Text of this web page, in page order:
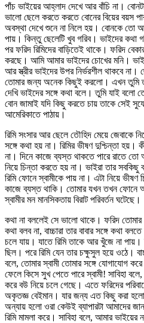
পাঁচ ভাইয়ের আহ্লাদ দেখে আর বাঁচি না।
ভালো ছেলে করতে করতে বোনের বিয়ের বয়স
অবস্থা দেখে শুনে না নিলে হয়। বোনকে তো
পায়। কিন্তু ছেলেটি খুব গরিব। ভাইদের কথা
পর ফরিদ রিমিদের বাড়িতেই থাকে। ফরিদ
করছে‌। আমি আমার ভাইদের চোখের মনি।‌
আর স্ত্রীর ভাইদের উপর নির্ভরশীল থাকবে
তোমার জন্য অনেক কিছুই করলো। এখন তুমি
দেখি ভাইদের সঙ্গে কথা বলে। তুমি যাই বলো
বোন জামাই যদি কিছু করতে চায় তাকে সেই
আমেরিকাতে পাঠায়।
রিমি সংসার আর ছেলে তৌহিদ মেয়ে জেবাকে
সঙ্গে কথা হয় না। রিমির ভীষণ দুশ্চিন্তা
না। দিনে কাজে ব্যস্ত থাকতে পারে রাতে তো
নিয়ে চিন্তা করতে হয় না। ভাইরা তার সবকিছু
রিমি ফোনে স্বামীকে পায় না। এটা নিয়ে
কাজে ব্যস্ত থাকি। তোমার যখন তখন ফোনে
স্বামীর মন মানসিকতায় বিরাট পরিবর্তন ঘটেছে।
কথা না বললেই সে ভালো থাকে। ফরিদ তোমার
কথা বলব না, বাচ্চারা তার বাবার সঙ্গে কথা
চলে যায়। যাতে রিমি তাকে আর খুঁজে না
ছিল। পরে রিমি যেন তার চক্ষুসুল হয়ে ওঠে।
বলে, তোমার স্বামী তোমার সঙ্গে যোগাযোগ
ফেলে কিসে সুখ পেতে পারে স্বামী! সাবিহা
করে বউ নিয়ে চলে গেছে। এতে ফরিদের
অকৃতজ্ঞ বেইমান। যার জন্য এত কিছু করা হলো
অন্যায় হলো ওরা কেউই ব্যাপারটা আমাদের
রিমি মামলা করে। সাবিহা বলে, আমার